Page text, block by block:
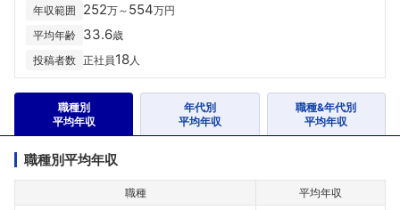
年収範囲 252万～ 554万円
平均年齢 33.6歳
投稿者数 正社員18人
職種別
平均年収
年代別
平均年収
職種&年代別
平均年収
職種別平均年収
職種
平均年収